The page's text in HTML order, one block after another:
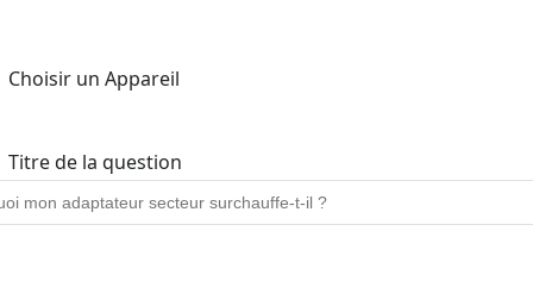
Choisir un Appareil
Titre de la question